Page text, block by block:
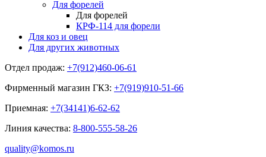
Для форелей
Для форелей
КРФ-114 для форели
Для коз и овец
Для других животных
Отдел продаж: +7(912)460-06-61
Фирменный магазин ГКЗ: +7(919)910-51-66
Приемная: +7(34141)6-62-62
Линия качества: 8-800-555-58-26
quality@komos.ru